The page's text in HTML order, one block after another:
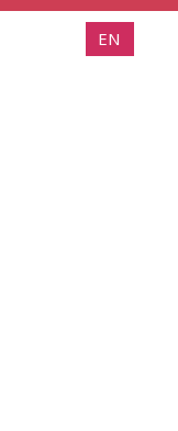
EN